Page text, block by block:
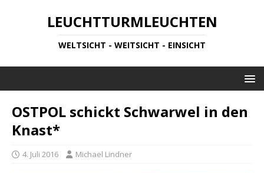
LEUCHTTURMLEUCHTEN
WELTSICHT - WEITSICHT - EINSICHT
OSTPOL schickt Schwarwel in den
Knast*
4. Juli 2016 Michael Lindner